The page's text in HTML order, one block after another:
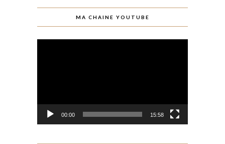
MA CHAINE YOUTUBE
00:00 15:58